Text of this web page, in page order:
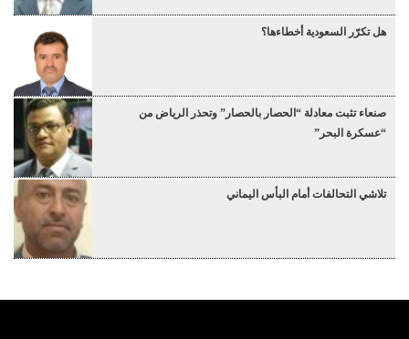
هل تكرّر السعودية أخطاءها؟
صنعاء تثبت معادلة “الحصار بالحصار” وتحذر الرياض من
“عسكرة البحر”
تلاشي التحالفات أمام البأس اليماني